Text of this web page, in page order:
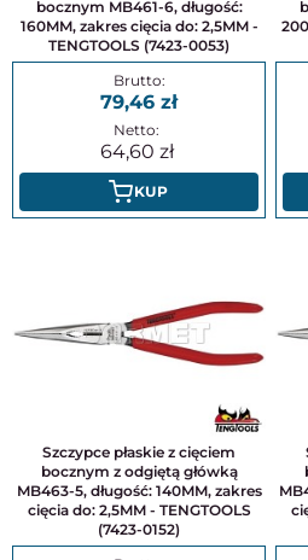
bocznym MB461-6, długość:
160MM, zakres cięcia do: 2,5MM -
TENGTOOLS (7423-0053)
79,46
64,60
KUP
Szczypce płaskie z cięciem
bocznym z odgiętą główką
MB463-5, długość: 140MM, zakres
cięcia do: 2,5MM - TENGTOOLS
(7423-0152)